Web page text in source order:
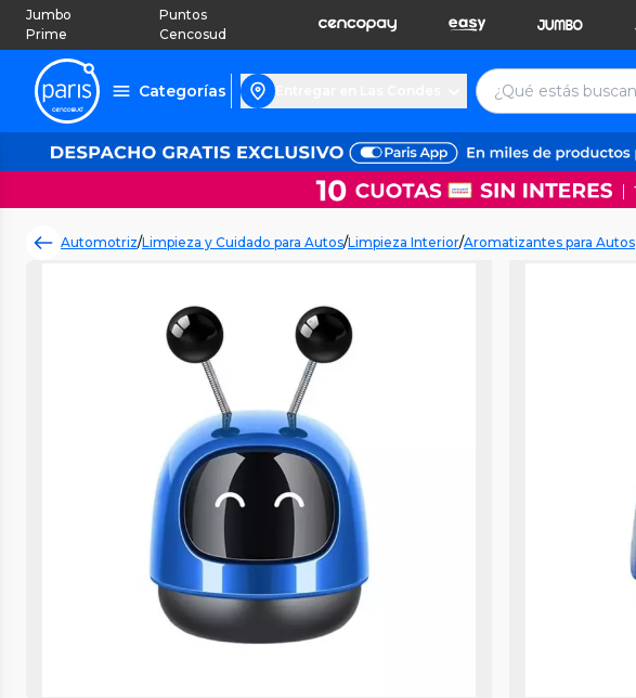
Jumbo
Prime
Puntos
Cencosud
Categorías
Automotriz/Limpieza y Cuidado para Autos/Limpieza Interior/Aromatizantes para Autos